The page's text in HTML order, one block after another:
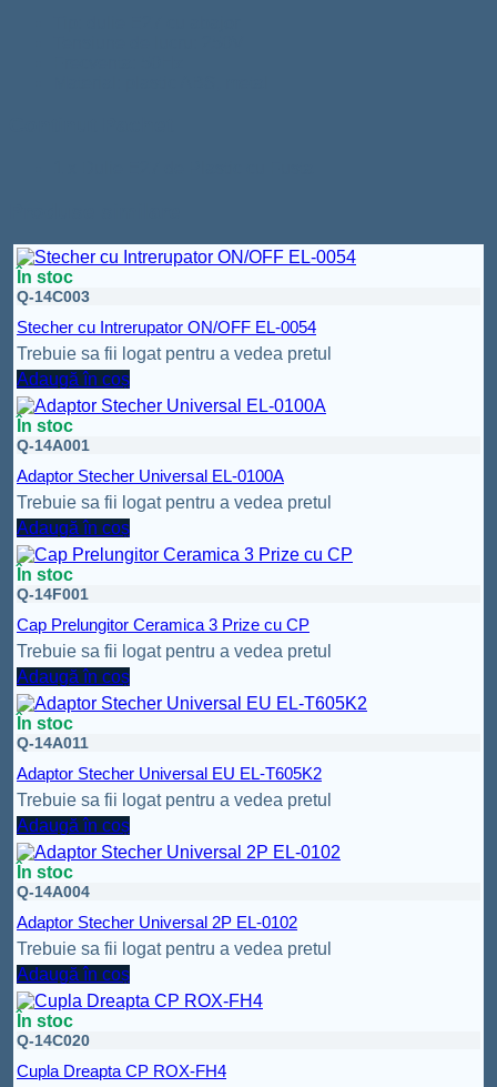
În stoc
Q-14C003
Stecher cu Intrerupator ON/OFF EL-0054
Trebuie sa fii logat pentru a vedea pretul
Adaugă în coș
În stoc
Q-14A001
Adaptor Stecher Universal EL-0100A
Trebuie sa fii logat pentru a vedea pretul
Adaugă în coș
În stoc
Q-14F001
Cap Prelungitor Ceramica 3 Prize cu CP
Trebuie sa fii logat pentru a vedea pretul
Adaugă în coș
În stoc
Q-14A011
Adaptor Stecher Universal EU EL-T605K2
Trebuie sa fii logat pentru a vedea pretul
Adaugă în coș
În stoc
Q-14A004
Adaptor Stecher Universal 2P EL-0102
Trebuie sa fii logat pentru a vedea pretul
Adaugă în coș
În stoc
Q-14C020
Cupla Dreapta CP ROX-FH4